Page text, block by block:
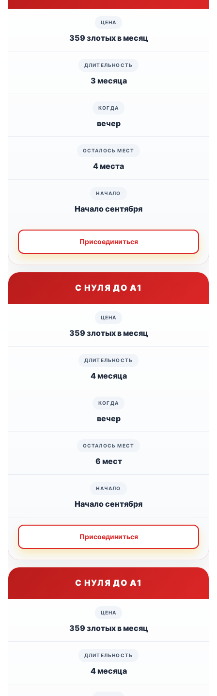
359 злотых в месяц
3 месяца
вечер
4 места
Начало сентября
Присоединиться
С НУЛЯ ДО А1
359 злотых в месяц
4 месяца
вечер
6 мест
Начало сентября
Присоединиться
С НУЛЯ ДО А1
359 злотых в месяц
4 месяца